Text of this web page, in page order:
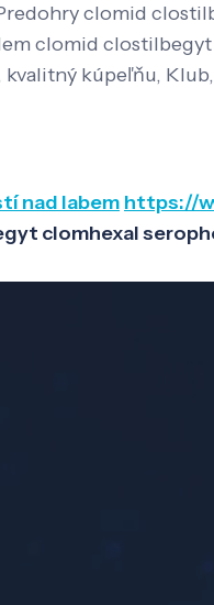
clomid
clomid
kúpeľňu,
nad labem https://
clomhexal